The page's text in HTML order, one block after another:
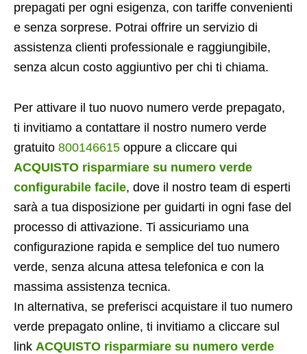
prepagati per ogni esigenza, con tariffe convenienti
e senza sorprese. Potrai offrire un servizio di
assistenza clienti professionale e raggiungibile,
senza alcun costo aggiuntivo per chi ti chiama.
Per attivare il tuo nuovo numero verde prepagato,
ti invitiamo a contattare il nostro numero verde
gratuito 800146615 oppure a cliccare qui
ACQUISTO risparmiare su numero verde
configurabile facile, dove il nostro team di esperti
sarà a tua disposizione per guidarti in ogni fase del
processo di attivazione. Ti assicuriamo una
configurazione rapida e semplice del tuo numero
verde, senza alcuna attesa telefonica e con la
massima assistenza tecnica.
In alternativa, se preferisci acquistare il tuo numero
verde prepagato online, ti invitiamo a cliccare sul
link ACQUISTO risparmiare su numero verde